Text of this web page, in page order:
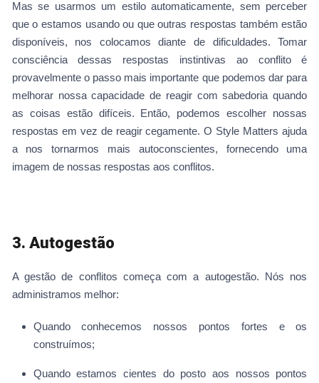
Mas se usarmos um estilo automaticamente, sem perceber
que o estamos usando ou que outras respostas também estão
disponíveis, nos colocamos diante de dificuldades. Tomar
consciência dessas respostas instintivas ao conflito é
provavelmente o passo mais importante que podemos dar para
melhorar nossa capacidade de reagir com sabedoria quando
as coisas estão difíceis. Então, podemos escolher nossas
respostas em vez de reagir cegamente. O Style Matters ajuda
a nos tornarmos mais autoconscientes, fornecendo uma
imagem de nossas respostas aos conflitos.
3. Autogestão
A gestão de conflitos começa com a autogestão. Nós nos
administramos melhor:
Quando conhecemos nossos pontos fortes e os
construímos;
Quando estamos cientes do posto aos nossos pontos